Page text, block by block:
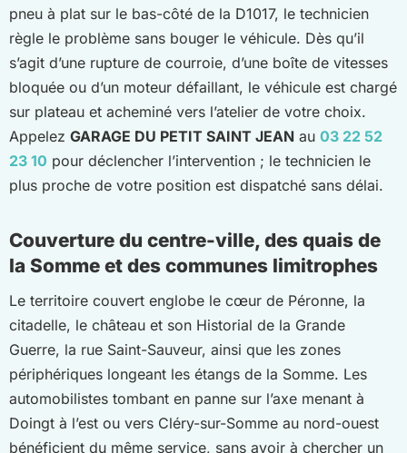
pneu à plat sur le bas-côté de la D1017, le technicien
règle le problème sans bouger le véhicule. Dès qu’il
s’agit d’une rupture de courroie, d’une boîte de vitesses
bloquée ou d’un moteur défaillant, le véhicule est chargé
sur plateau et acheminé vers l’atelier de votre choix.
Appelez GARAGE DU PETIT SAINT JEAN au 03 22 52
23 10 pour déclencher l’intervention ; le technicien le
plus proche de votre position est dispatché sans délai.
Couverture du centre-ville, des quais de
la Somme et des communes limitrophes
Le territoire couvert englobe le cœur de Péronne, la
citadelle, le château et son Historial de la Grande
Guerre, la rue Saint-Sauveur, ainsi que les zones
périphériques longeant les étangs de la Somme. Les
automobilistes tombant en panne sur l’axe menant à
Doingt à l’est ou vers Cléry-sur-Somme au nord-ouest
bénéficient du même service, sans avoir à chercher un